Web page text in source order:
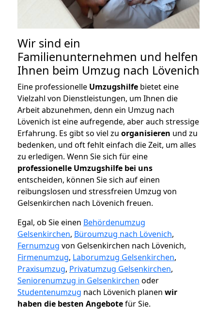
Wir sind ein
Familienunternehmen und helfen
Ihnen beim Umzug nach Lövenich
Eine professionelle Umzugshilfe bietet eine
Vielzahl von Dienstleistungen, um Ihnen die
Arbeit abzunehmen, denn ein Umzug nach
Lövenich ist eine aufregende, aber auch stressige
Erfahrung. Es gibt so viel zu organisieren und zu
bedenken, und oft fehlt einfach die Zeit, um alles
zu erledigen. Wenn Sie sich für eine
professionelle Umzugshilfe bei uns
entscheiden, können Sie sich auf einen
reibungslosen und stressfreien Umzug von
Gelsenkirchen nach Lövenich freuen.
Egal, ob Sie einen Behördenumzug
Gelsenkirchen, Büroumzug nach Lövenich,
Fernumzug von Gelsenkirchen nach Lövenich,
Firmenumzug, Laborumzug Gelsenkirchen,
Praxisumzug, Privatumzug Gelsenkirchen,
Seniorenumzug in Gelsenkirchen oder
Studentenumzug nach Lövenich planen wir
haben die besten Angebotefür Sie.